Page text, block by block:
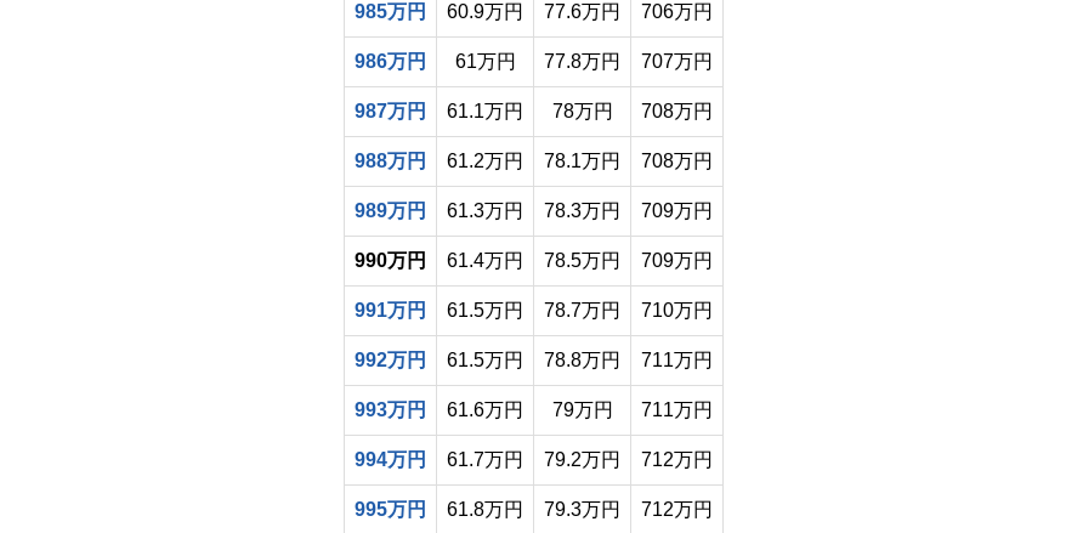
985万円 60.9万円 77.6万円 706万円
986万円 61万円 77.8万円 707万円
987万円 61.1万円 78万円 708万円
988万円 61.2万円 78.1万円 708万円
989万円 61.3万円 78.3万円 709万円
990万円 61.4万円 78.5万円 709万円
991万円 61.5万円 78.7万円 710万円
992万円 61.5万円 78.8万円 711万円
993万円 61.6万円 79万円 711万円
994万円 61.7万円 79.2万円 712万円
995万円 61.8万円 79.3万円 712万円